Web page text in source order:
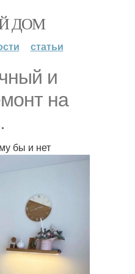
ДОМ
статьи
и
на
бы и нет